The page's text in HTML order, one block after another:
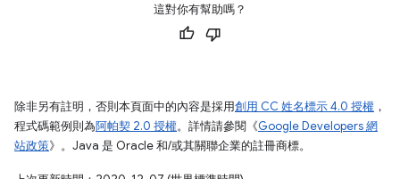
這對你有幫助嗎？
除非另有註明，否則本頁面中的內容是採用創用 CC 姓名標示 4.0 授權 ，
程式碼範例則為阿帕契 2.0 授權。詳情請參閱《Google Developers 網
站政策》。Java 是 Oracle 和/或其關聯企業的註冊商標。